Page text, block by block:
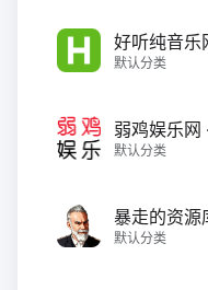
好听纯音乐
默认分类
弱鸡娱乐网
默认分类
暴走的资源
默认分类